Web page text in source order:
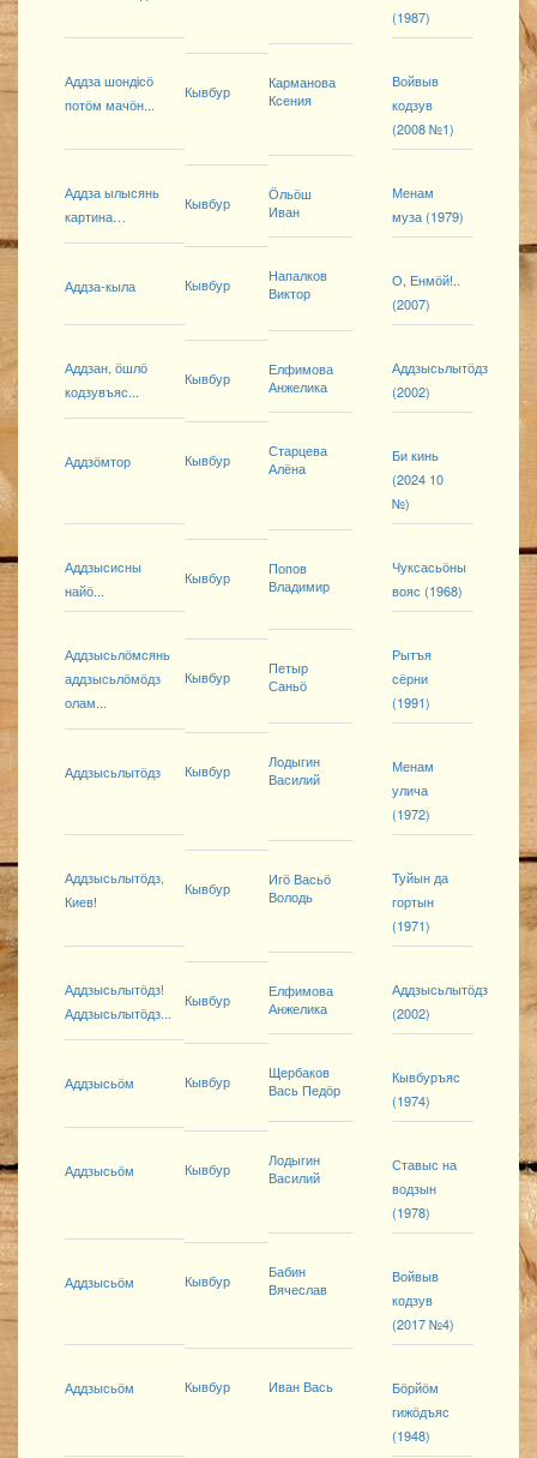
(1987)
Аддза шондісӧ
потӧм мачӧн...
Кывбур
Карманова
Ксения
Войвыв
кодзув
(2008 №1)
Аддза ылысянь
картина…
Кывбур
Ӧльӧш
Иван
Менам
муза (1979)
Аддза-кыла Кывбур
Напалков
Виктор
О, Енмӧй!..
(2007)
Аддзан, ӧшлӧ
кодзувъяс...
Кывбур
Елфимова
Анжелика
Аддзысьлытӧдз
(2002)
Аддзӧмтор Кывбур
Старцева
Алёна
Би кинь
(2024 10
№)
Аддзысисны
найӧ...
Кывбур
Попов
Владимир
Чуксасьӧны
вояс (1968)
Аддзысьлӧмсянь
аддзысьлӧмӧдз
олам...
Кывбур
Петыр
Саньӧ
Рытъя
сёрни
(1991)
Аддзысьлытӧдз Кывбур
Лодыгин
Василий
Менам
улича
(1972)
Аддзысьлытӧдз,
Киев!
Кывбур
Игӧ Васьӧ
Володь
Туйын да
гортын
(1971)
Аддзысьлытӧдз!
Аддзысьлытӧдз...
Кывбур
Елфимова
Анжелика
Аддзысьлытӧдз
(2002)
Аддзысьӧм Кывбур
Щербаков
Вась Педӧр
Кывбуръяс
(1974)
Аддзысьӧм Кывбур
Лодыгин
Василий
Ставыс на
водзын
(1978)
Аддзысьӧм Кывбур
Бабин
Вячеслав
Войвыв
кодзув
(2017 №4)
Аддзысьӧм Кывбур Иван Вась
Бӧрйӧм
гижӧдъяс
(1948)